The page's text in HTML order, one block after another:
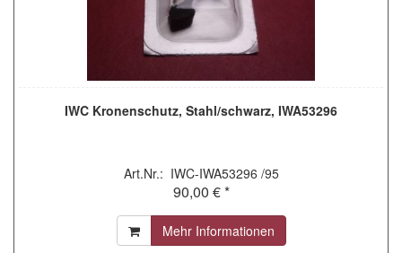
IWC Kronenschutz, Stahl/schwarz, IWA53296
Art.Nr.: IWC-IWA53296 /95
90,00 € *
Mehr Informationen